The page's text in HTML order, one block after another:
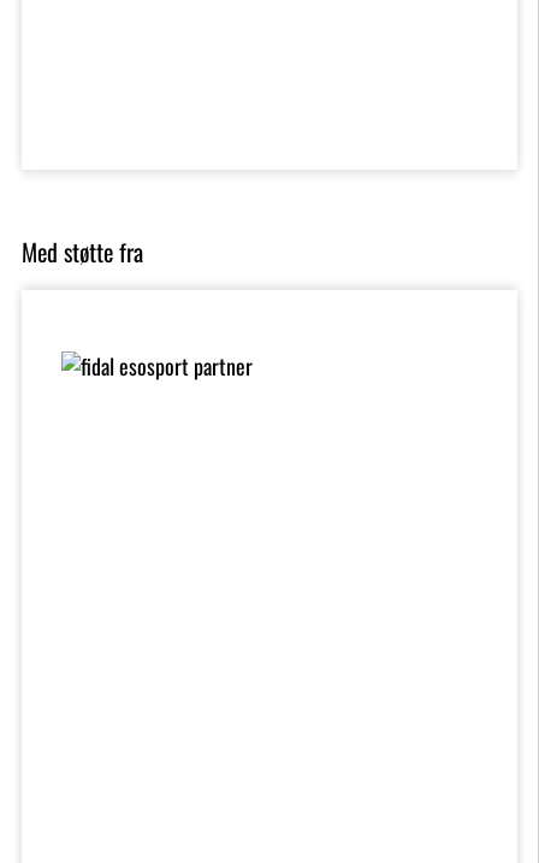
Med støtte fra